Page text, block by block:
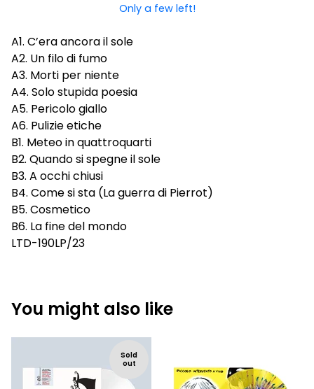
Only a few left!
A1. C’era ancora il sole
A2. Un filo di fumo
A3. Morti per niente
A4. Solo stupida poesia
A5. Pericolo giallo
A6. Pulizie etiche
B1. Meteo in quattroquarti
B2. Quando si spegne il sole
B3. A occhi chiusi
B4. Come si sta (La guerra di Pierrot)
B5. Cosmetico
B6. La fine del mondo
LTD-190LP/23
You might also like
Sold
out